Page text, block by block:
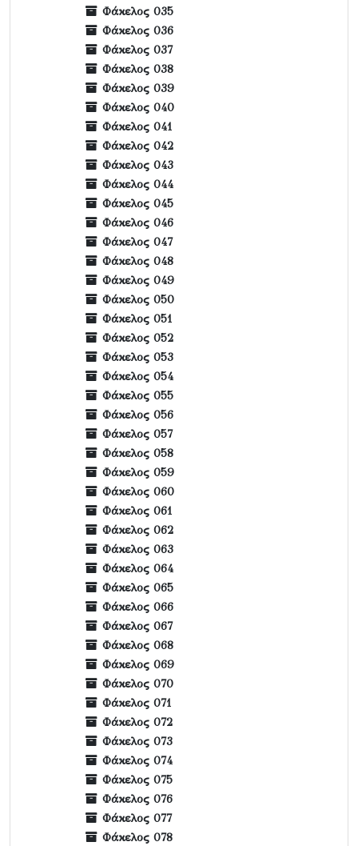
Φάκελος 035
Φάκελος 036
Φάκελος 037
Φάκελος 038
Φάκελος 039
Φάκελος 040
Φάκελος 041
Φάκελος 042
Φάκελος 043
Φάκελος 044
Φάκελος 045
Φάκελος 046
Φάκελος 047
Φάκελος 048
Φάκελος 049
Φάκελος 050
Φάκελος 051
Φάκελος 052
Φάκελος 053
Φάκελος 054
Φάκελος 055
Φάκελος 056
Φάκελος 057
Φάκελος 058
Φάκελος 059
Φάκελος 060
Φάκελος 061
Φάκελος 062
Φάκελος 063
Φάκελος 064
Φάκελος 065
Φάκελος 066
Φάκελος 067
Φάκελος 068
Φάκελος 069
Φάκελος 070
Φάκελος 071
Φάκελος 072
Φάκελος 073
Φάκελος 074
Φάκελος 075
Φάκελος 076
Φάκελος 077
Φάκελος 078